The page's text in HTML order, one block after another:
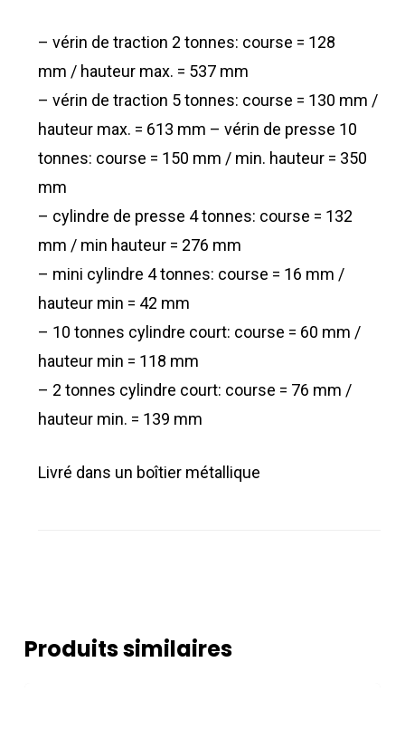
– vérin de traction 2 tonnes: course = 128
mm / hauteur max. = 537 mm
– vérin de traction 5 tonnes: course = 130 mm /
hauteur max. = 613 mm – vérin de presse 10
tonnes: course = 150 mm / min. hauteur = 350
mm
– cylindre de presse 4 tonnes: course = 132
mm / min hauteur = 276 mm
– mini cylindre 4 tonnes: course = 16 mm /
hauteur min = 42 mm
– 10 tonnes cylindre court: course = 60 mm /
hauteur min = 118 mm
– 2 tonnes cylindre court: course = 76 mm /
hauteur min. = 139 mm
Livré dans un boîtier métallique
Produits similaires